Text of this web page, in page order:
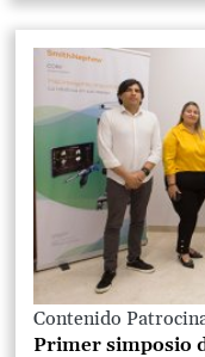
Contenido
Primer simposio